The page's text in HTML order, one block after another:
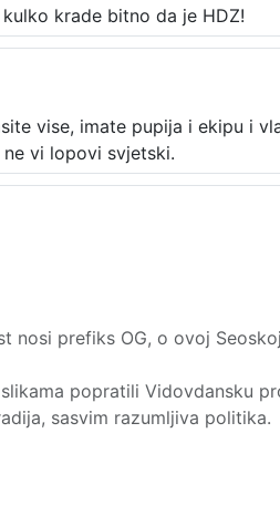
krade bitno da je HDZ!
vise, imate pupija i ekipu i
ne vi lopovi svjetski.
nosi prefiks OG, o ovoj
popratili Vidovdansku
sasvim razumljiva politika.